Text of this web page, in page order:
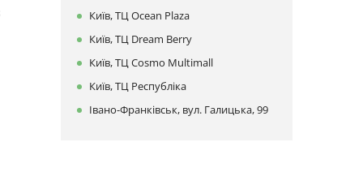
Київ, ТЦ Ocean Plaza
Київ, ТЦ Dream Berry
Київ, ТЦ Cosmo Multimall
Київ, ТЦ Республіка
Івано-Франківськ, вул. Галицька, 99